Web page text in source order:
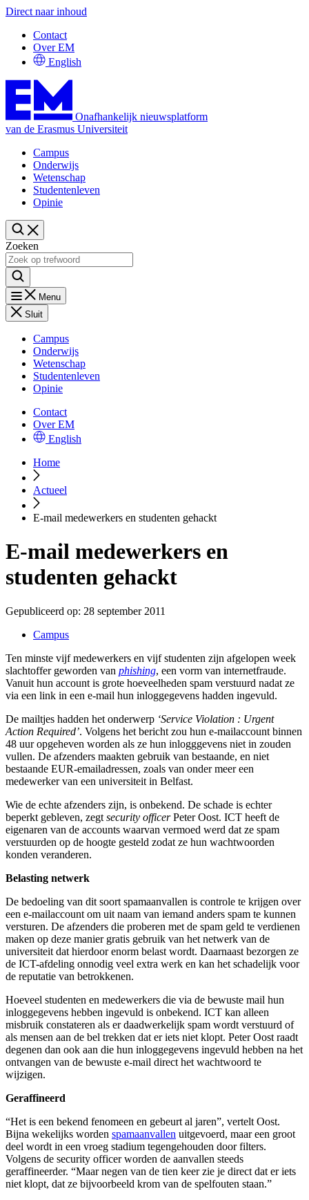
Direct naar inhoud
Contact
Over EM
English
Onafhankelijk nieuwsplatform
van de Erasmus Universiteit
Campus
Onderwijs
Wetenschap
Studentenleven
Opinie
Zoeken
Menu
Sluit
Campus
Onderwijs
Wetenschap
Studentenleven
Opinie
Contact
Over EM
English
Home
Actueel
E-mail medewerkers en studenten gehackt
E-mail medewerkers en
studenten gehackt
Gepubliceerd op: 28 september 2011
Campus
Ten minste vijf medewerkers en vijf studenten zijn afgelopen week
slachtoffer geworden van phishing, een vorm van internetfraude.
Vanuit hun account is grote hoeveelheden spam verstuurd nadat ze
via een link in een e-mail hun inloggegevens hadden ingevuld.
De mailtjes hadden het onderwerp ‘Service Violation : Urgent
Action Required’. Volgens het bericht zou hun e-mailaccount binnen
48 uur opgeheven worden als ze hun inlogggevens niet in zouden
vullen. De afzenders maakten gebruik van bestaande, en niet
bestaande EUR-emailadressen, zoals van onder meer een
medewerker van een universiteit in Belfast.
Wie de echte afzenders zijn, is onbekend. De schade is echter
beperkt gebleven, zegt security officerPeter Oost. ICT heeft de
eigenaren van de accounts waarvan vermoed werd dat ze spam
verstuurden op de hoogte gesteld zodat ze hun wachtwoorden
konden veranderen.
Belasting netwerk
De bedoeling van dit soort spamaanvallen is controle te krijgen over
een e-mailaccount om uit naam van iemand anders spam te kunnen
versturen. De afzenders die proberen met de spam geld te verdienen
maken op deze manier gratis gebruik van het netwerk van de
universiteit dat hierdoor enorm belast wordt. Daarnaast bezorgen ze
de ICT-afdeling onnodig veel extra werk en kan het schadelijk voor
de reputatie van betrokkenen.
Hoeveel studenten en medewerkers die via de bewuste mail hun
inloggegevens hebben ingevuld is onbekend. ICT kan alleen
misbruik constateren als er daadwerkelijk spam wordt verstuurd of
als mensen aan de bel trekken dat er iets niet klopt. Peter Oost raadt
degenen dan ook aan die hun inloggegevens ingevuld hebben na het
ontvangen van de bewuste e-mail direct het wachtwoord te
wijzigen.
Geraffineerd
“Het is een bekend fenomeen en gebeurt al jaren”, vertelt Oost.
Bijna wekelijks worden spamaanvallen uitgevoerd, maar een groot
deel wordt in een vroeg stadium tegengehouden door filters.
Volgens de security officer worden de aanvallen steeds
geraffineerder. “Maar negen van de tien keer zie je direct dat er iets
niet klopt, dat ze bijvoorbeeld krom van de spelfouten staan.”